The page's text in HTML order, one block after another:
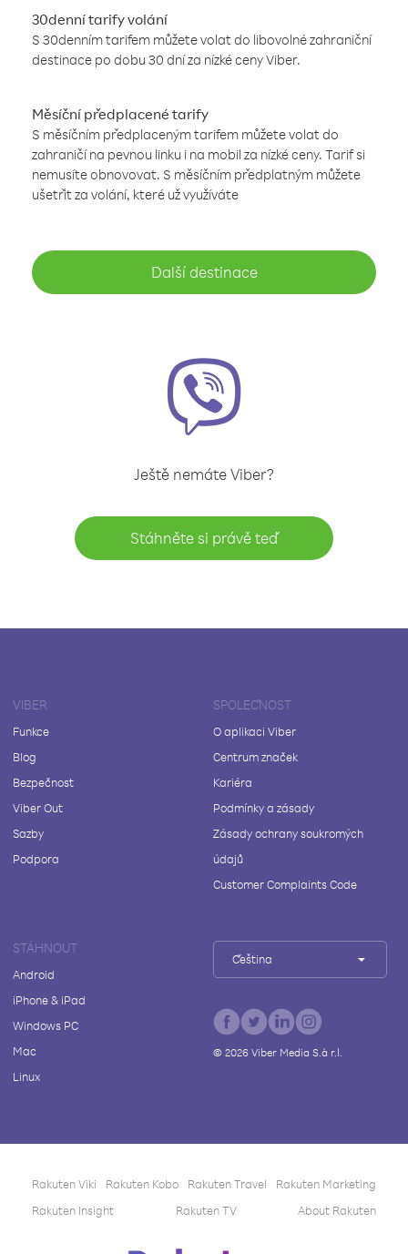
30denní tarify volání
S 30denním tarifem můžete volat do libovolné zahraniční
destinace po dobu 30 dní za nízké ceny Viber.
Měsíční předplacené tarify
S měsíčním předplaceným tarifem můžete volat do
zahraničí na pevnou linku i na mobil za nízké ceny. Tarif si
nemusíte obnovovat. S měsíčním předplatným můžete
ušetřit za volání, které už využíváte
Další destinace
Ještě nemáte Viber?
Stáhněte si právě teď
VIBER
Funkce
Blog
Bezpečnost
Viber Out
Sazby
Podpora
SPOLEČNOST
O aplikaci Viber
Centrum značek
Kariéra
Podmínky a zásady
Zásady ochrany soukromých
údajů
Customer Complaints Code
STÁHNOUT
Android
iPhone & iPad
Windows PC
Mac
Linux
Čeština
© 2026Viber Media S.à r.l.
Rakuten Viki Rakuten Kobo Rakuten Travel
Rakuten Marketing
Rakuten Insight
Rakuten TV About Rakuten